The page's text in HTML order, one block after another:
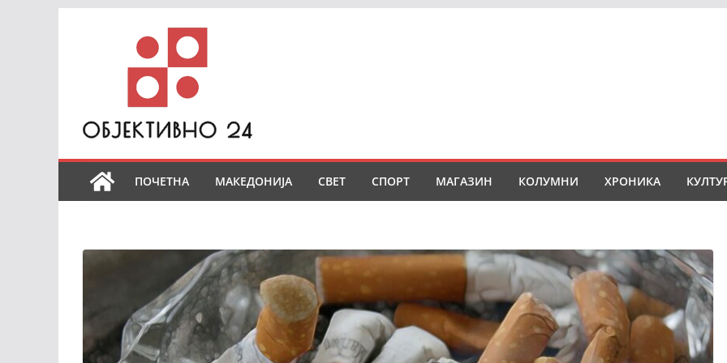
ПОЧЕТНА МАКЕДОНИЈА СВЕТ СПОРТ МАГАЗИН КОЛУМНИ ХРОНИКА